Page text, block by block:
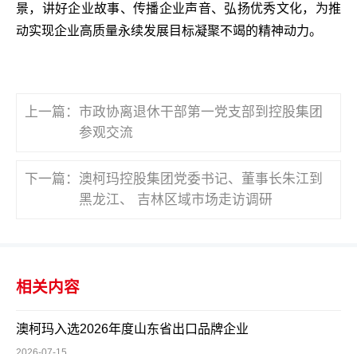
景，讲好企业故事、传播企业声音、弘扬优秀文化，为推
动实现企业高质量永续发展目标凝聚不竭的精神动力。
上一篇： 市政协离退休干部第一党支部到控股集团
参观交流
下一篇： 澳柯玛控股集团党委书记、董事长朱江到
黑龙江、 吉林区域市场走访调研
相关内容
澳柯玛入选2026年度山东省出口品牌企业